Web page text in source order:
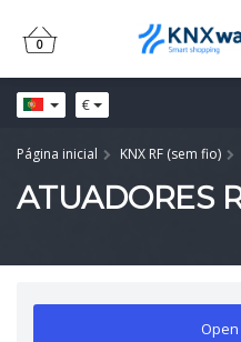
€
0
0
Página inicial KNX RF (sem fio)
ATUADORES